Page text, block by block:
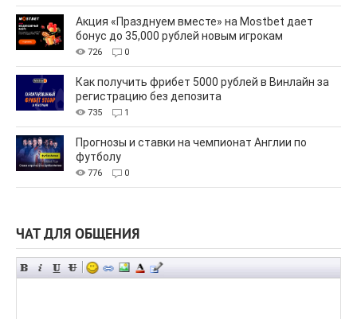
Акция «Празднуем вместе» на Mostbet дает
бонус до 35,000 рублей новым игрокам
726 0
Как получить фрибет 5000 рублей в Винлайн за
регистрацию без депозита
735 1
Прогнозы и ставки на чемпионат Англии по
футболу
776 0
ЧАТ ДЛЯ ОБЩЕНИЯ